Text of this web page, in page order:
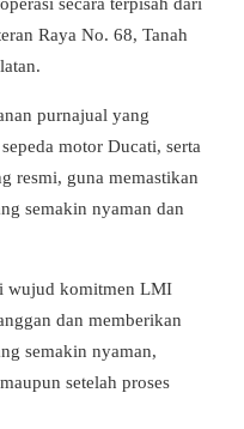
Raya No. 68, Tanah
purnajual yang
motor Ducati, serta
resmi, guna memastikan
semakin nyaman dan
wujud komitmen LMI
dan memberikan
semakin nyaman,
setelah proses